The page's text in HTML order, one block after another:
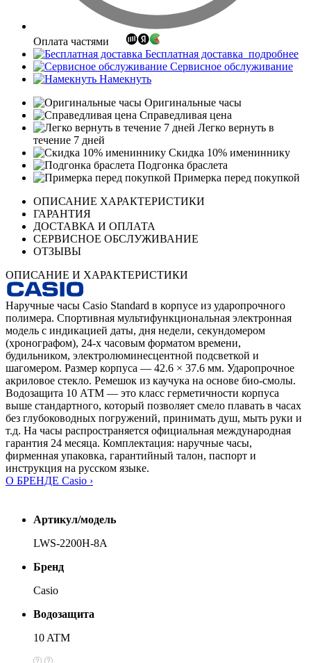
Оплата частями
Бесплатная доставка подробнее
Сервисное обслуживание
Намекнуть
Оригинальные часы
Справедливая цена
Легко вернуть в
течение 7 дней
Скидка 10% имениннику
Подгонка браслета
Примерка перед покупкой
ОПИСАНИЕ ХАРАКТЕРИСТИКИ
ГАРАНТИЯ
ДОСТАВКА И ОПЛАТА
СЕРВИСНОЕ ОБСЛУЖИВАНИЕ
ОТЗЫВЫ
ОПИСАНИЕ И ХАРАКТЕРИСТИКИ
Наручные часы Casio Standard в корпусе из ударопрочного
полимера. Спортивная мультифункциональная электронная
модель с индикацией даты, дня недели, секундомером
(хронографом), 24-х часовым форматом времени,
будильником, электролюминесцентной подсветкой и
шагомером. Размер корпуса — 42.6 × 37.6 мм. Ударопрочное
акриловое стекло. Ремешок из каучука на основе био-смолы.
Водозащита 10 АТМ — это класс герметичности корпуса
выше стандартного, который позволяет смело плавать в часах
без глубоководных погружений, принимать душ, мыть руки и
т.д. На часы распространяется официальная международная
гарантия 24 месяца. Комплектация: наручные часы,
фирменная упаковка, гарантийный талон, паспорт и
инструкция на русском языке.
О БРЕНДЕ Casio ›
Артикул/модель
LWS-2200H-8A
Бренд
Casio
Водозащита
10 ATM